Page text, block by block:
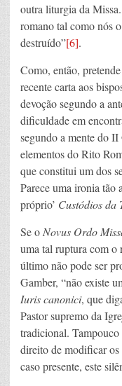
outra liturgia da
romano tal como nós
destruído”[6].
Como, então,
recente carta aos
devoção segundo a
dificuldade em
segundo a mente do
elementos do Rito
que constitui um dos
Parece uma ironia tão
próprio’ Custódios da
Se o Novus Ordo
uma tal ruptura com o
último não pode ser
Gamber, “não existe
Iuris canonici, que
Pastor supremo da
tradicional. Tampouco
direito de modificar
caso presente, este